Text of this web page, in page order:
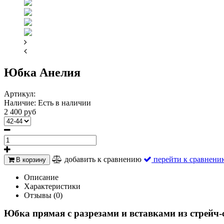
Юбка Анелия
Артикул:
Наличие: Есть в наличии
2 400 руб
В корзину добавить к сравнению перейти к
Описание
Характеристики
Отзывы (0)
Юбка прямая с разрезами и вставками из стрейч-